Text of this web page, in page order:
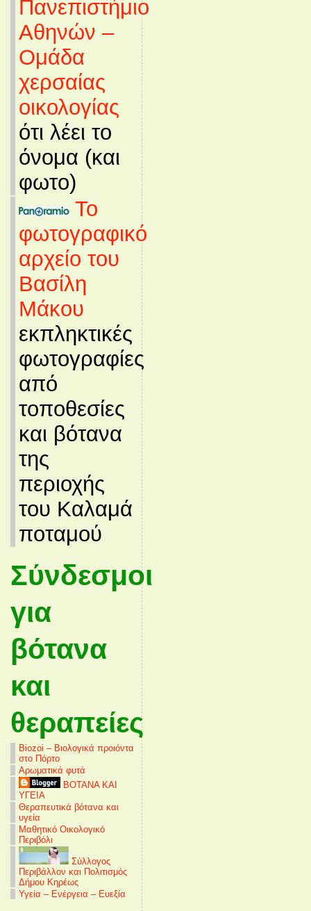
Πανεπιστήμιο
Αθηνών –
Ομάδα
χερσαίας
οικολογίας
ότι λέει το
όνομα (και
φωτο)
Το
φωτογραφικό
αρχείο του
Βασίλη
Μάκου
εκπληκτικές
φωτογραφίες
από
τοποθεσίες
και βότανα
της
περιοχής
του Καλαμά
ποταμού
Σύνδεσμοι
για
βότανα
και
θεραπείες
Biozoi – Βιολογικά προιόντα
στο Πόρτο
Αρωματικά φυτά
ΒΟΤΑΝΑ ΚΑΙ
ΥΓΕΙΑ
Θεραπευτικά βότανα και
υγεία
Μαθητικό Οικολογικό
Περιβόλι
Σύλλογος
Περιβάλλον και Πολιτισμός
Δήμου Κηρέως
Υγεία – Ενέργεια – Ευεξία